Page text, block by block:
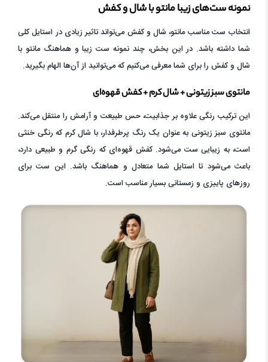
نمونه ست‌های زیبا مانتو با شال و کفش
انتخاب ست مناسب مانتو، شال و کفش می‌تواند تاثیر زیادی در استایل کلی
شما داشته باشد. در این بخش، چند نمونه ست زیبا و هماهنگ مانتو با
شال و کفش را برای شما معرفی می‌کنیم که می‌توانید از آن‌ها الهام بگیرید.
مانتوی سبز زیتونی + شال کرم + کفش قهوه‌ای
این ترکیب رنگی علاوه بر جذابیت، حس طبیعت و آرامش را منتقل می‌کند.
مانتوی سبز زیتونی به عنوان یک رنگ پرطرفدار، با شال کرم که رنگی خنثی
است، به زیبایی ست می‌شود. کفش قهوه‌ای که رنگی گرم و طبیعی دارد،
باعث می‌شود تا استایل شما متعادل و هماهنگ باشد. این ست برای
روزهای پاییزی و زمستانی بسیار مناسب است.